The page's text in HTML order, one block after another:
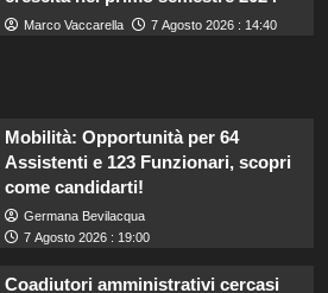
Marco Vaccarella 7 Agosto 2026 : 14:40
Mobilità: Opportunità per 64
Assistenti e 123 Funzionari, scopri
come candidarti!
Germana Bevilacqua
7 Agosto 2026 : 19:00
Coadiutori amministrativi cercasi